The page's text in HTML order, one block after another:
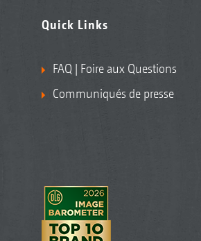
Quick Links
FAQ | Foire aux Questions
Communiqués de presse